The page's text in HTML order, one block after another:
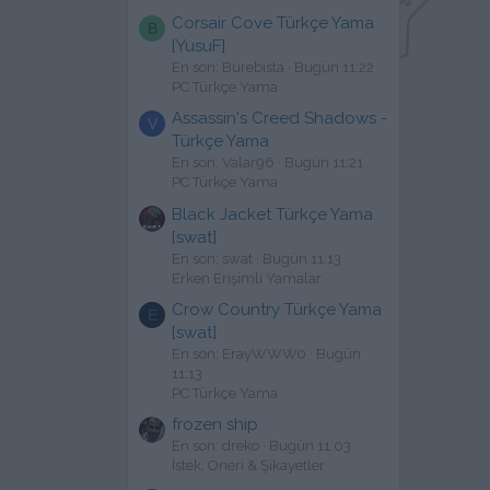
B
Corsair Cove Türkçe Yama
[YusuF]
En son: Burebista
Bugün 11:22
PC Türkçe Yama
V
Assassin's Creed Shadows -
Türkçe Yama
En son: Valar96
Bugün 11:21
PC Türkçe Yama
Black Jacket Türkçe Yama
[swat]
En son: swat
Bugün 11:13
Erken Erişimli Yamalar
E
Crow Country Türkçe Yama
[swat]
En son: ErayWWW0
Bugün
11:13
PC Türkçe Yama
frozen ship
En son: dreko
Bugün 11:03
İstek, Öneri & Şikayetler